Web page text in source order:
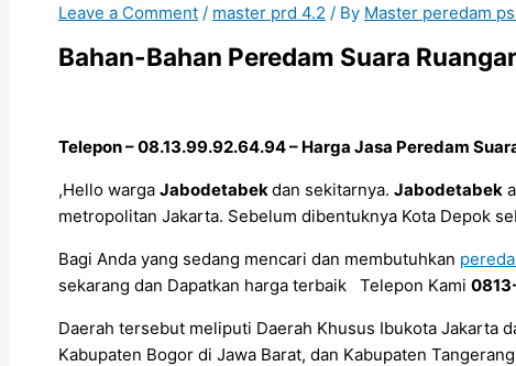
Leave a Comment / master prd 4.2 / By Master peredam
Bahan-Bahan Peredam Suara
Telepon – 08.13.99.92.64.94 – Harga Jasa Peredam
,Hello warga Jabodetabekdan sekitarnya. Jabodetabek
metropolitan Jakarta. Sebelum dibentuknya Kota Depok
Bagi Anda yang sedang mencari dan membutuhkan
sekarang dan Dapatkan harga terbaik Telepon Kami
Daerah tersebut meliputi Daerah Khusus Ibukota Jakarta
Kabupaten Bogor di Jawa Barat, dan Kabupaten